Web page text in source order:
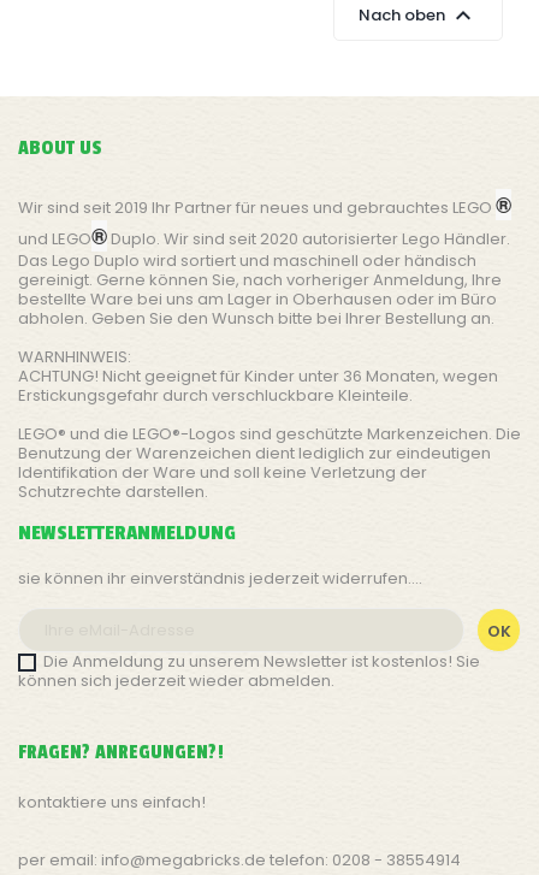
Nach oben 
ABOUT US
Wir sind seit 2019 Ihr Partner für neues und gebrauchtes LEGO ®
und LEGO®Duplo. Wir sind seit 2020 autorisierter Lego Händler.
Das Lego Duplo wird sortiert und maschinell oder händisch
gereinigt. Gerne können Sie, nach vorheriger Anmeldung, Ihre
bestellte Ware bei uns am Lager in Oberhausen oder im Büro
abholen. Geben Sie den Wunsch bitte bei Ihrer Bestellung an.
WARNHINWEIS:
ACHTUNG! Nicht geeignet für Kinder unter 36 Monaten, wegen
Erstickungsgefahr durch verschluckbare Kleinteile.
LEGO® und die LEGO®-Logos sind geschützte Markenzeichen. Die
Benutzung der Warenzeichen dient lediglich zur eindeutigen
Identifikation der Ware und soll keine Verletzung der
Schutzrechte darstellen.
NEWSLETTERANMELDUNG
sie können ihr einverständnis jederzeit widerrufen....
Die Anmeldung zu unserem Newsletter ist kostenlos! Sie
können sich jederzeit wieder abmelden.
FRAGEN? ANREGUNGEN?!
kontaktiere uns einfach!
per email: info@megabricks.de telefon: 0208 - 38554914